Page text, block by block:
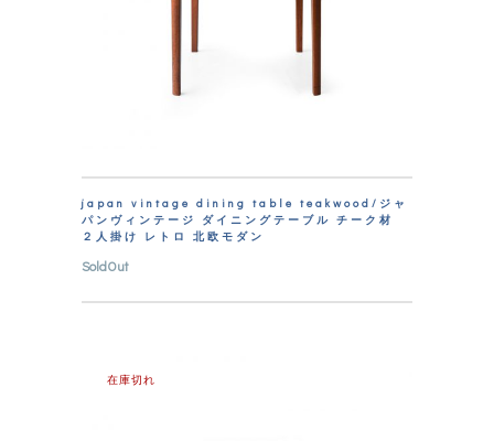
japan vintage dining table teakwood/ジャ
パンヴィンテージ ダイニングテーブル チーク材
２人掛け レトロ 北欧モダン
SoldOut
在庫切れ